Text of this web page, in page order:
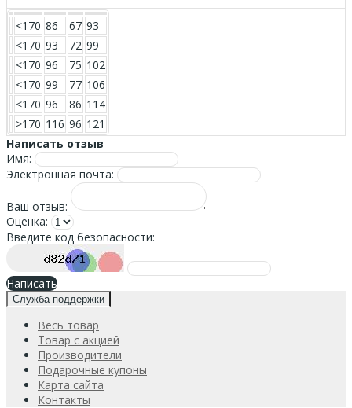
<170 86 67 93
<170 93 72 99
<170 96 75 102
<170 99 77 106
<170 96 86 114
>170 116 96 121
Написать отзыв
Имя:
Электронная почта:
Ваш отзыв:
Оценка:
Введите код безопасности:
Написать
Служба поддержки
Весь товар
Товар с акцией
Производители
Подарочные купоны
Карта сайта
Контакты